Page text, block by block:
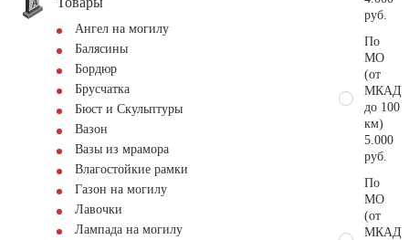
Ангел на могилу
Балясины
Бордюр
Брусчатка
Бюст и Скульптуры
Вазон
Вазы из мрамора
Влагостойкие рамки
Газон на могилу
Лавочки
Лампада на могилу
руб.
По
МО
(от
МКАД
до 100
км)
5.000
руб.
По
МО
(от
МКАД